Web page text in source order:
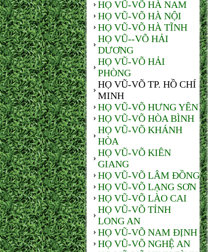
HỌ VŨ-VÕ HÀ NAM
HỌ VŨ-VÕ HÀ NỘI
HỌ VŨ-VÕ HÀ TĨNH
HỌ VŨ--VÕ HẢI
DƯƠNG
HỌ VŨ-VÕ HẢI
PHÒNG
HỌ VŨ-VÕ TP. HỒ CHÍ
MINH
HỌ VŨ-VÕ HƯNG YÊN
HỌ VŨ-VÕ HÒA BÌNH
HỌ VŨ-VÕ KHÁNH
HÒA
HỌ VŨ-VÕ KIÊN
GIANG
HỌ VŨ-VÕ LÂM ĐỒNG
HỌ VŨ-VÕ LẠNG SƠN
HỌ VŨ-VÕ LÀO CAI
HỌ VŨ-VÕ TỈNH
LONG AN
HỌ VŨ-VÕ NAM ĐỊNH
HỌ VŨ-VÕ NGHỆ AN